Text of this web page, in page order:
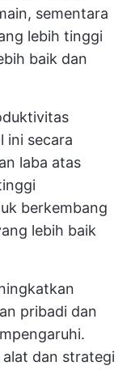
sementara
lebih tinggi
baik dan
ini secara
laba atas
berkembang
lebih baik
pribadi dan
alat dan strategi